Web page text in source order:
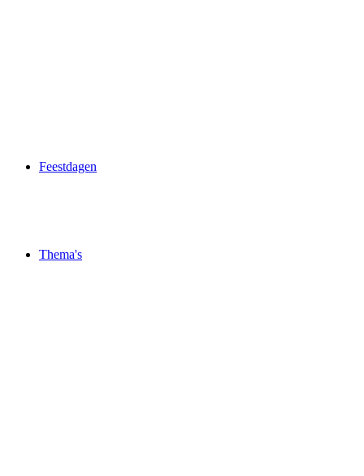
Feestdagen
Thema's